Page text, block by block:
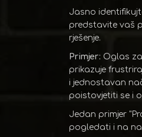
Jasno
predstavite vaš
rješenje.
Primjer: Oglas
prikazuje
i jednostavan
poistovjetiti se i
Jedan primjer
pogledati i na